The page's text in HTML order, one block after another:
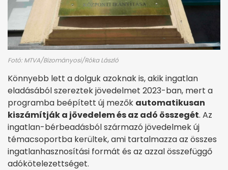
Fotó: MTVA/Bizományosi/Róka László
Könnyebb lett a dolguk azoknak is, akik ingatlan
eladásából szereztek jövedelmet 2023-ban, mert a
programba beépített új mezők automatikusan
kiszámítják a jövedelem és az adó összegét. Az
ingatlan-bérbeadásból származó jövedelmek új
témacsoportba kerültek, ami tartalmazza az összes
ingatlanhasznosítási formát és az azzal összefüggő
adókötelezettséget.